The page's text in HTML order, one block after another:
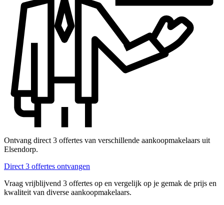
Ontvang direct 3 offertes van verschillende aankoopmakelaars uit
Elsendorp.
Direct 3 offertes ontvangen
Vraag vrijblijvend 3 offertes op en vergelijk op je gemak de prijs en
kwaliteit van diverse aankoopmakelaars.